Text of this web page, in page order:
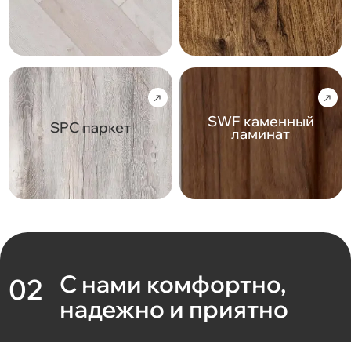
SPC паркет SWF каменный
ламинат
02
С нами комфортно,
надежно и приятно